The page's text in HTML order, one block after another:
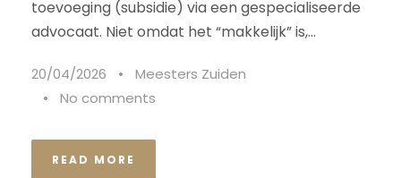
toevoeging (subsidie) via een gespecialiseerde
advocaat. Niet omdat het “makkelijk” is,...
20/04/2026 •
Meesters Zuiden
•
No comments
READ MORE